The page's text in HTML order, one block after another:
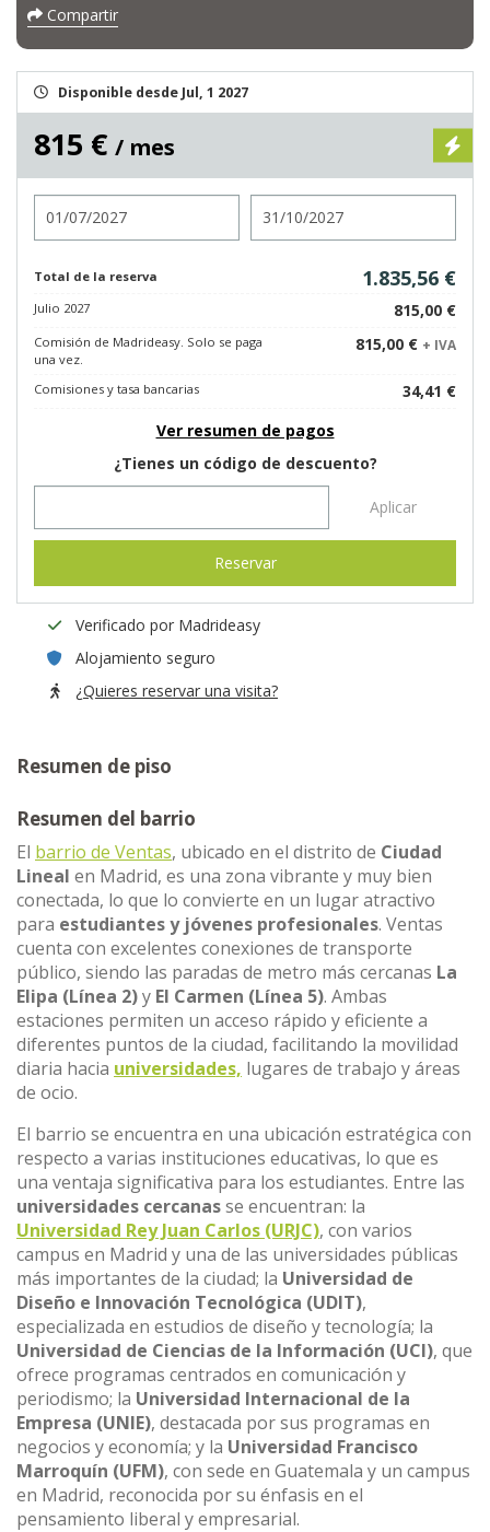
Compartir
Disponible desde Jul, 1 2027
815 € / mes
Total de la reserva 1.835,56 €
Julio 2027 815,00 €
Comisión de Madrideasy. Solo se paga
una vez.
815,00 € + IVA
Comisiones y tasa bancarias
34,41 €
Ver resumen de pagos
¿Tienes un código de descuento?
Aplicar
Reservar
Verificado por Madrideasy
Alojamiento seguro
¿Quieres reservar una visita?
Resumen de piso
Resumen del barrio
El barrio de Ventas, ubicado en el distrito de Ciudad
Lineal en Madrid, es una zona vibrante y muy bien
conectada, lo que lo convierte en un lugar atractivo
para estudiantes y jóvenes profesionales. Ventas
cuenta con excelentes conexiones de transporte
público, siendo las paradas de metro más cercanas La
Elipa (Línea 2)y El Carmen (Línea 5). Ambas
estaciones permiten un acceso rápido y eficiente a
diferentes puntos de la ciudad, facilitando la movilidad
diaria hacia universidades, lugares de trabajo y áreas
de ocio.
El barrio se encuentra en una ubicación estratégica con
respecto a varias instituciones educativas, lo que es
una ventaja significativa para los estudiantes. Entre las
universidades cercanasse encuentran: la
Universidad Rey Juan Carlos (URJC), con varios
campus en Madrid y una de las universidades públicas
más importantes de la ciudad; la Universidad de
Diseño e Innovación Tecnológica (UDIT),
especializada en estudios de diseño y tecnología; la
Universidad de Ciencias de la Información (UCI), que
ofrece programas centrados en comunicación y
periodismo; la Universidad Internacional de la
Empresa (UNIE), destacada por sus programas en
negocios y economía; y la Universidad Francisco
Marroquín (UFM), con sede en Guatemala y un campus
en Madrid, reconocida por su énfasis en el
pensamiento liberal y empresarial.